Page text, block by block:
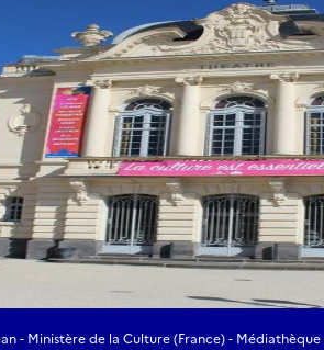
- Ministère de la Culture (France) -